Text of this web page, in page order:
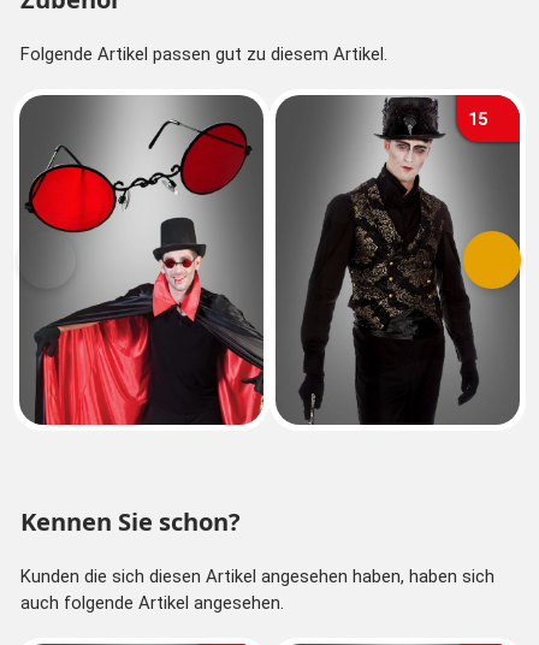
Folgende Artikel passen gut zu diesem Artikel.
15
Kennen Sie schon?
Kunden die sich diesen Artikel angesehen haben, haben sich
auch folgende Artikel angesehen.